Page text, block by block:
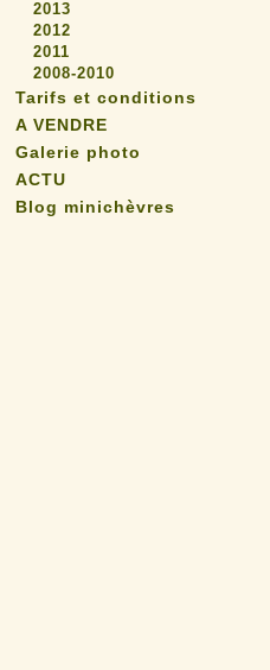
2013
2012
2011
2008-2010
Tarifs et conditions
A VENDRE
Galerie photo
ACTU
Blog minichèvres